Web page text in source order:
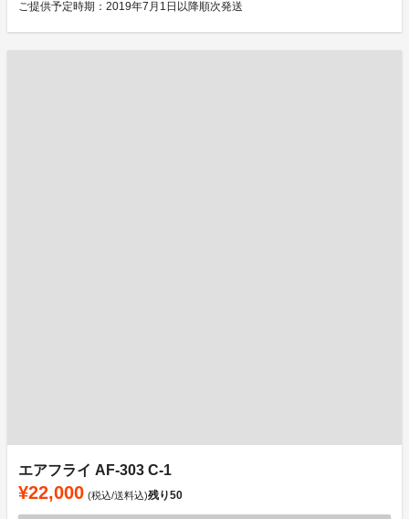
ご提供予定時期：2019年7月1日以降順次発送
エアフライ AF-303 C-1
¥22,000 (税込/送料込)残り50